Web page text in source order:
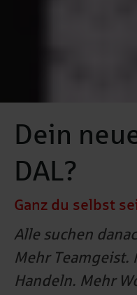
Dein
DAL?
Ganz du selbst
Alle suchen
Mehr Teamgeist.
Handeln. Mehr